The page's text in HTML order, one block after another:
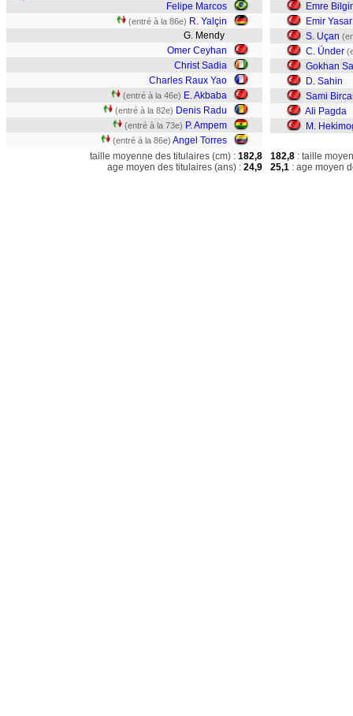
Felipe Marcos
(entré à la 86e) R. Yalçin
G. Mendy
Omer Ceyhan
Christ Sadia
Charles Raux Yao
(entré à la 46e) E. Akbaba
(entré à la 82e) Denis Radu
(entré à la 73e) P. Ampem
(entré à la 86e) Angel Torres
Emre
Emir Yasar
S. Uçan
C. Ünder
Gokhan
D. Sahin
Sami
Ali Pagda
M.
taille moyenne des titulaires (cm) : 182,8
age moyen des titulaires (ans) : 24,9
182,8 : taille
25,1 : age moyen